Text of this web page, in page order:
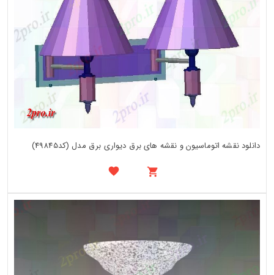
دانلود نقشه اتوماسیون و نقشه های برق دیواری برق مدل (کد49845)